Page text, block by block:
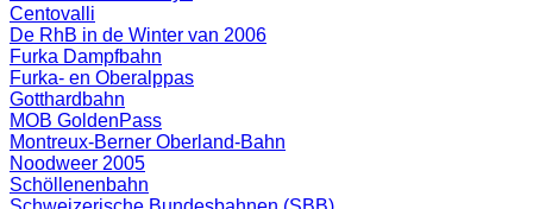
Centovalli
De RhB in de Winter van 2006
Furka Dampfbahn
Furka- en Oberalppas
Gotthardbahn
MOB GoldenPass
Montreux-Berner Oberland-Bahn
Noodweer 2005
Schöllenenbahn